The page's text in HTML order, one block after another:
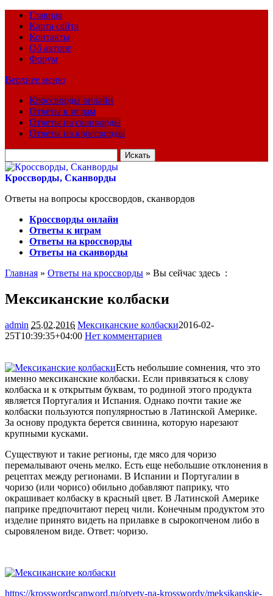
Главная
Карта сайта
Контакты
Об авторе
Форум
Верхнее меню
Кроссворды онлайн
Ответы к играм
Ответы на сканворды
Ответы на кроссворды
для:
Кроссворды, Сканворды
Ответы на вопросы кроссвордов, сканвордов
Кроссворды онлайн
Ответы к играм
Ответы на кроссворды
Ответы на сканворды
Главная » Ответы на кроссворды » Вы сейчас здесь :
Мексиканские колбаски
admin 25.02.2016 Мексиканские колбаски2016-02-
25T10:39:35+04:00 Нет комментариев
Есть небольшие сомнения, что это
именно мексиканские колбаски. Если привязаться к слову
колбаска и к открытым буквам, то родиной этого продукта
является Португалия и Испания. Однако почти такие же
колбаски пользуются популярностью в Латинской Америке.
За основу продукта берется свинина, которую нарезают
крупными кусками.
Существуют и такие регионы, где мясо для чоризо
перемалывают очень мелко. Есть еще небольшие отклонения в
рецептах между регионами. В Испании и Португалии в
чоризо (или чорисо) обильно добавляют паприку, что
окрашивает колбаску в красный цвет. В Латинской Америке
паприке предпочитают перец чили. Конечным продуктом это
изделие принято видеть на прилавке в сырокопченом либо в
сыровяленом виде. Ответ: чоризо.
https://krosswordscanword.ru/otvety-na-krosswordy/meksikanskie-